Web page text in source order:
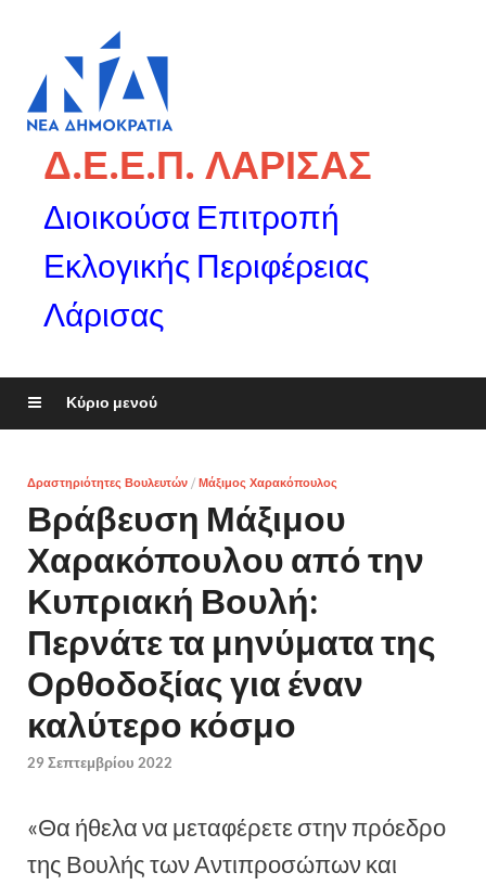
Δ.Ε.Ε.Π. ΛΑΡΙΣΑΣ
Διοικούσα Επιτροπή
Εκλογικής Περιφέρειας
Λάρισας
Κύριο μενού
Δραστηριότητες Βουλευτών / Μάξιμος Χαρακόπουλος
Βράβευση Μάξιμου
Χαρακόπουλου από την
Κυπριακή Βουλή:
Περνάτε τα μηνύματα της
Ορθοδοξίας για έναν
καλύτερο κόσμο
29 Σεπτεμβρίου 2022
«Θα ήθελα να μεταφέρετε στην πρόεδρο
της Βουλής των Αντιπροσώπων και